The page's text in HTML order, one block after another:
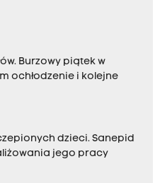
Burzowy piątek w
ochłodzenie i kolejne
dzieci. Sanepid
jego pracy